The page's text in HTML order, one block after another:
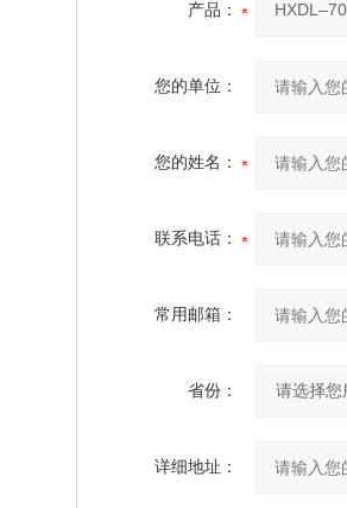
产品：
您的单位：
您的姓名：
联系电话：
常用邮箱：
省份：
详细地址：